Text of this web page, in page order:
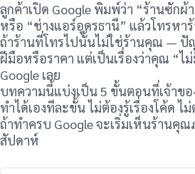
ลูกค้าเปิด Google พิมพ์ว่า “ร้านซักผ้
หรือ “ช่างแอร์อุดรธานี” แล้วโทรหา
ถ้าร้านที่โทรไปนั้นไม่ใช่ร้านคุณ — ปั
ฝีมือหรือราคา แต่เป็นเรื่องว่าคุณ “ไ
Google เลย
บทความนี้แบ่งเป็น 5 ขั้นตอนที่เจ้าขอ
ทำได้เองทีละขั้น ไม่ต้องรู้เรื่องโค้ด ไ
ถ้าทำครบ Google จะเริ่มเห็นร้านคุ
สัปดาห์